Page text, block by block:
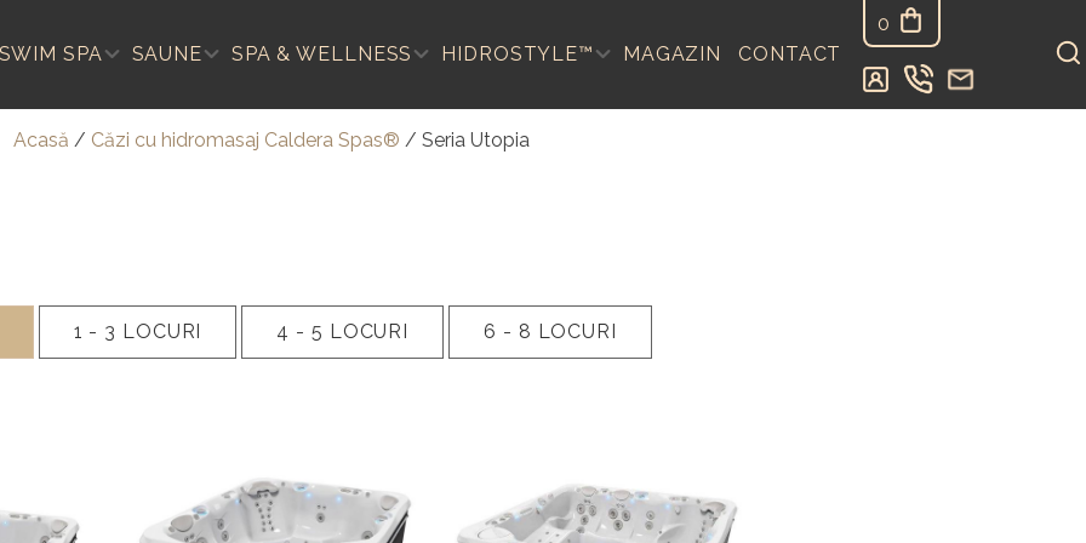
SWIM SPA SAUNE SPA & WELLNESS HIDROSTYLE™ MAGAZIN CONTACT
0
Acasă / Căzi cu hidromasaj Caldera Spas® / Seria Utopia
1 - 3 LOCURI 4 - 5 LOCURI 6 - 8 LOCURI